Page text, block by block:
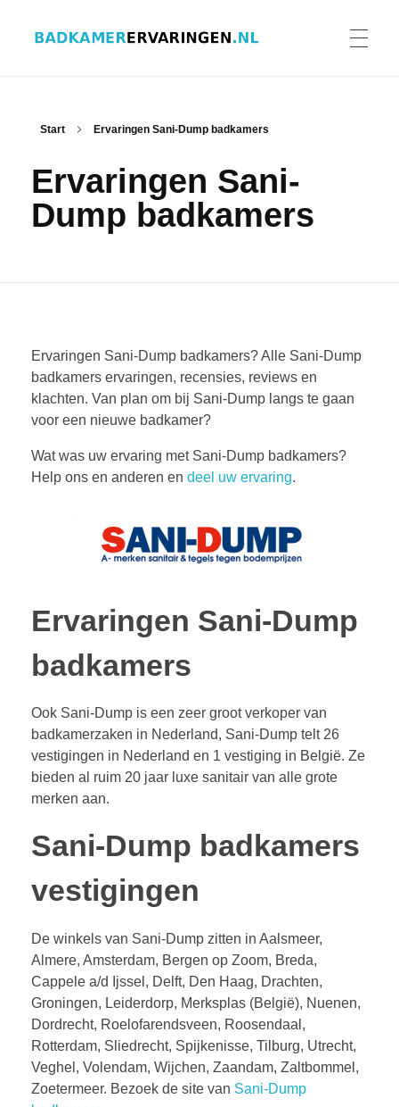
ERVARINGEN BADKAMERS
CONTACT
Start Ervaringen Sani-Dump badkamers
Ervaringen Sani-
Dump badkamers
Ervaringen Sani-Dump badkamers? Alle Sani-Dump
badkamers ervaringen, recensies, reviews en
klachten. Van plan om bij Sani-Dump langs te gaan
voor een nieuwe badkamer?
Wat was uw ervaring met Sani-Dump badkamers?
Help ons en anderen en deel uw ervaring.
Ervaringen Sani-Dump
badkamers
Ook Sani-Dump is een zeer groot verkoper van
badkamerzaken in Nederland, Sani-Dump telt 26
vestigingen in Nederland en 1 vestiging in België. Ze
bieden al ruim 20 jaar luxe sanitair van alle grote
merken aan.
Sani-Dump badkamers
vestigingen
De winkels van Sani-Dump zitten in Aalsmeer,
Almere, Amsterdam, Bergen op Zoom, Breda,
Cappele a/d Ijssel, Delft, Den Haag, Drachten,
Groningen, Leiderdorp, Merksplas (België), Nuenen,
Dordrecht, Roelofarendsveen, Roosendaal,
Rotterdam, Sliedrecht, Spijkenisse, Tilburg, Utrecht,
Veghel, Volendam, Wijchen, Zaandam, Zaltbommel,
Zoetermeer. Bezoek de site van Sani-Dump